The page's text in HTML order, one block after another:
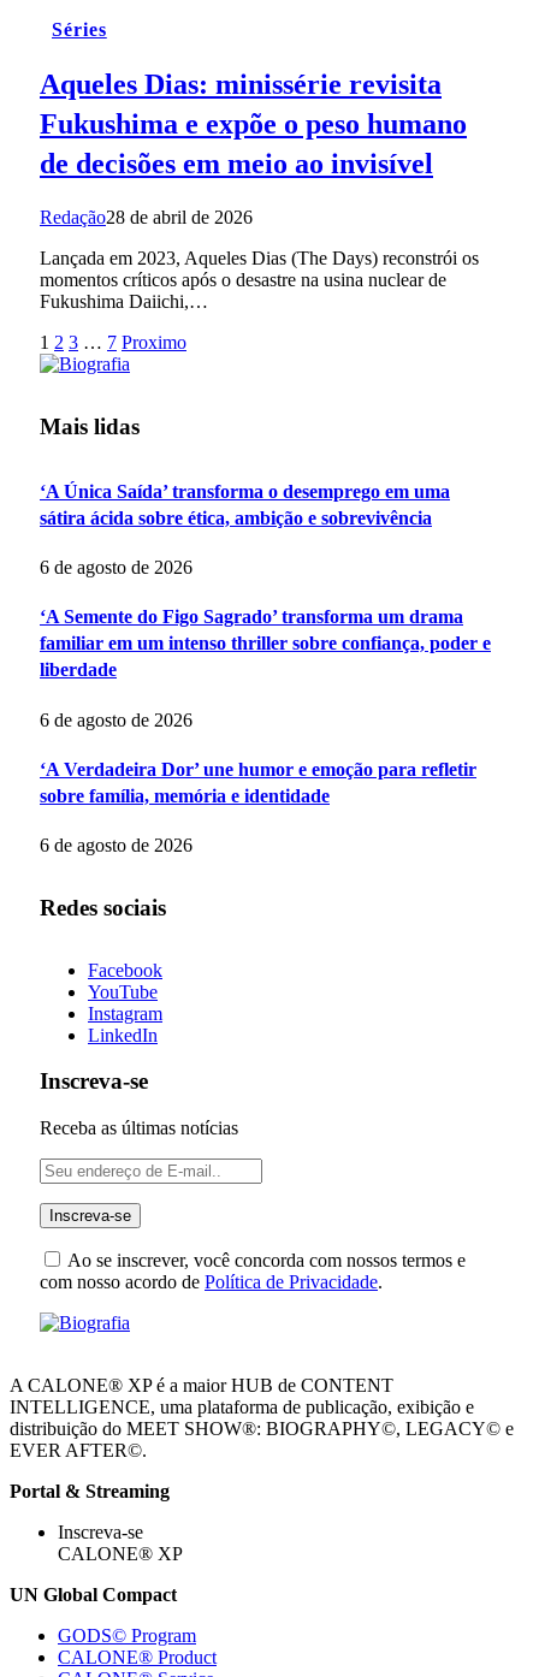
Séries
Aqueles Dias: minissérie revisita
Fukushima e expõe o peso humano
de decisões em meio ao invisível
Redação28 de abril de 2026
Lançada em 2023, Aqueles Dias (The Days) reconstrói os
momentos críticos após o desastre na usina nuclear de
Fukushima Daiichi,…
1 2 3 … 7 Proximo
Mais lidas
‘A Única Saída’ transforma o desemprego em uma
sátira ácida sobre ética, ambição e sobrevivência
6 de agosto de 2026
‘A Semente do Figo Sagrado’ transforma um drama
familiar em um intenso thriller sobre confiança, poder e
liberdade
6 de agosto de 2026
‘A Verdadeira Dor’ une humor e emoção para refletir
sobre família, memória e identidade
6 de agosto de 2026
Redes sociais
Facebook
YouTube
Instagram
LinkedIn
Inscreva-se
Receba as últimas notícias
Ao se inscrever, você concorda com nossos termos e
com nosso acordo de Política de Privacidade.
A CALONE® XP é a maior HUB de CONTENT
INTELLIGENCE, uma plataforma de publicação, exibição e
distribuição do MEET SHOW®: BIOGRAPHY©, LEGACY© e
EVER AFTER©.
Portal & Streaming
Inscreva-se
CALONE® XP
UN Global Compact
GODS© Program
CALONE® Product